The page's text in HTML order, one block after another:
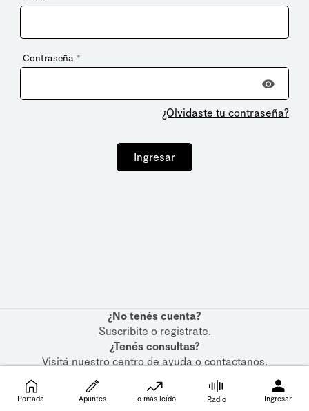
Contraseña *
¿Olvidaste tu contraseña?
Ingresar
¿No tenés cuenta?
Suscribite o registrate.
¿Tenés consultas?
Visitá nuestrocentro de ayudaocontactanos.
Portada Apuntes Lo más leído Radio Ingresar